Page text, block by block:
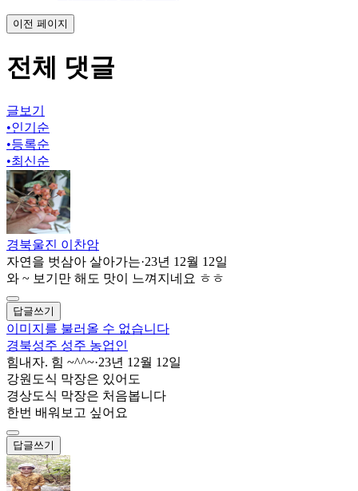
이전 페이지
전체 댓글
글보기
•인기순
•등록순
•최신순
경북울진 이찬암
자연을 벗삼아 살아가는·23년 12월 12일
와 ~ 보기만 해도 맛이 느껴지네요 ㅎㅎ
답글쓰기
이미지를 불러올 수 없습니다
경북성주 성주 농업인
힘내자. 힘 ~^^~·23년 12월 12일
강원도식 막장은 있어도
경상도식 막장은 처음봅니다
한번 배워보고 싶어요
답글쓰기